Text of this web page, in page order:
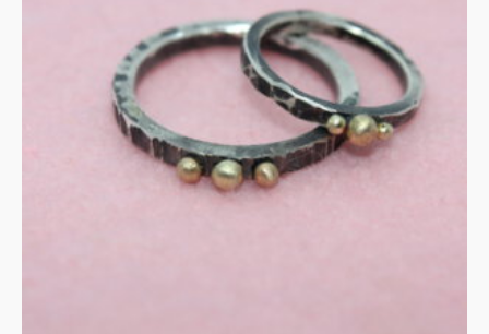
Gezwart zilveren ringen
met kleine gouden bal
€175.00